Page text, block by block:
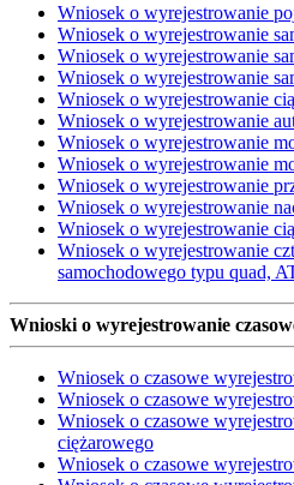
Wniosek o wyrejestrowanie
Wniosek o wyrejestrowanie
Wniosek o wyrejestrowanie
Wniosek o wyrejestrowanie
Wniosek o wyrejestrowanie
Wniosek o wyrejestrowanie
Wniosek o wyrejestrowanie
Wniosek o wyrejestrowanie
Wniosek o wyrejestrowanie
Wniosek o wyrejestrowanie
Wniosek o wyrejestrowanie
Wniosek o wyrejestrowanie
samochodowego typu quad,
Wnioski o wyrejestrowanie
Wniosek o czasowe
Wniosek o czasowe
Wniosek o czasowe
ciężarowego
Wniosek o czasowe